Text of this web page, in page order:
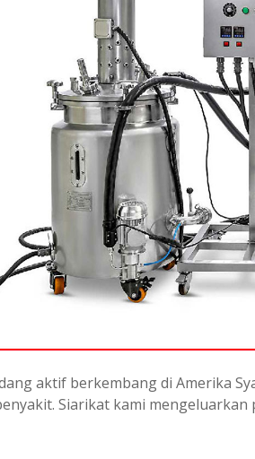
aktif berkembang di Amerika
Siarikat kami